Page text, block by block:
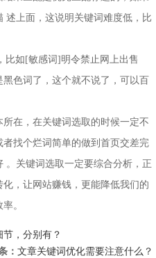
述上面，这说明关键词难度低，比
比如[敏感词]明令禁止网上出售
色词了，这个就不说了，可以百
在，在关键词选取的时候一定不
找个烂词简单的做到首页交差完
。关键词选取一定要综合分析，正
，让网站赚钱，更能降低我们的
。
，分别有？
： 文章关键词优化需要注意什么？